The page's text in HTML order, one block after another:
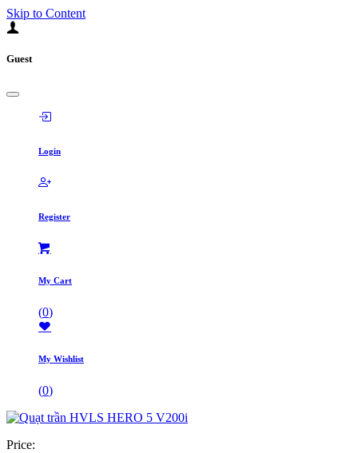
Skip to Content
Guest
Login
Register
My Cart
(0)
My Wishlist
(0)
Price: